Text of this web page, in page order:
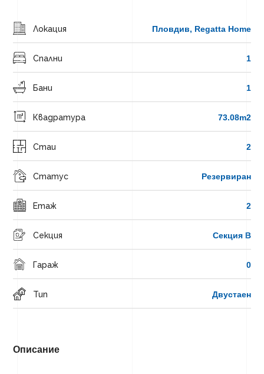
Локация Пловдив, Regatta Home
Спални 1
Бани 1
Квадратура 73.08m2
Стаи 2
Статус Резервиран
Етаж 2
Секция Секция В
Гараж 0
Тип Двустаен
Описание